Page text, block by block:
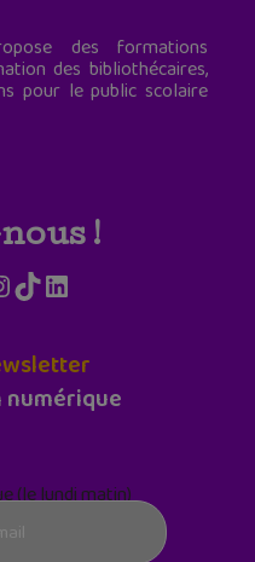
des formations
des bibliothécaires,
pour le public scolaire
!
TikTokLinkedIn
(le lundi matin)